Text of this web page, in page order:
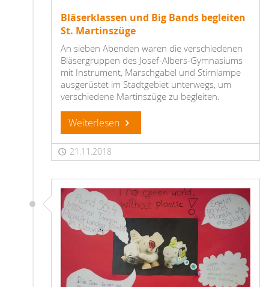
Bläserklassen und Big Bands begleiten
St. Martinszüge
An sieben Abenden waren die verschiedenen
Bläsergruppen des Josef-Albers-Gymnasiums
mit Instrument, Marschgabel und Stirnlampe
ausgerüstet im Stadtgebiet unterwegs, um
verschiedene Martinszüge zu begleiten.
Weiterlesen
21.11.2018